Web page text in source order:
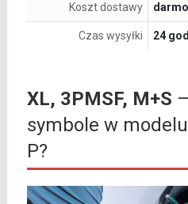
Koszt dostawy
Czas wysyłki 24
XL, 3PMSF, M+S
symbole w
P?